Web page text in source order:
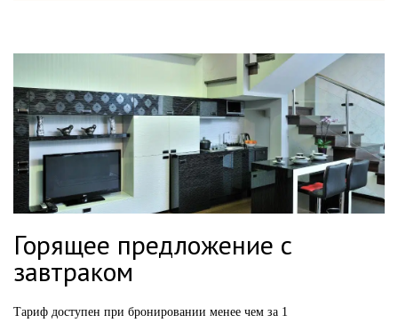
Горящее предложение с
завтраком
Тариф доступен при бронировании менее чем за 1